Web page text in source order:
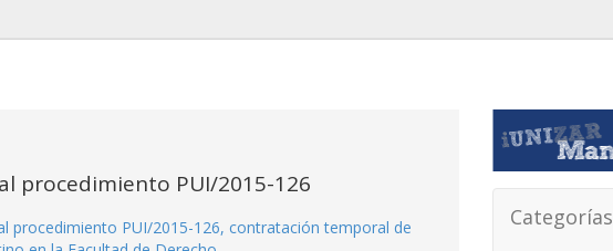
Categorías
procedimiento PUI/2015-126
procedimiento PUI/2015-126, contratación temporal de